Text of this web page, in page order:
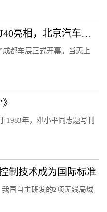
“新潮朋派”人气王全新BJ40亮相，北京汽车开启全面焕新的第二篇章
成都车展正式开幕。当天上
1983年，邓小平同志题写刊
制技术成为国际标准
国自主研发的2项无线局域